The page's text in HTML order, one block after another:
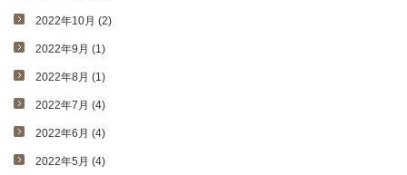
2022年10月 (2)
2022年9月 (1)
2022年8月 (1)
2022年7月 (4)
2022年6月 (4)
2022年5月 (4)